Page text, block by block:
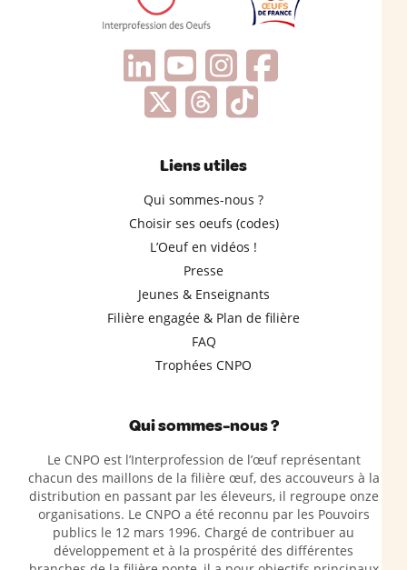
Liens utiles
Qui sommes-nous ?
Choisir ses oeufs (codes)
L’Oeuf en vidéos !
Presse
Jeunes & Enseignants
Filière engagée & Plan de filière
FAQ
Trophées CNPO
Qui sommes-nous ?
Le CNPO est l’Interprofession de l’œuf représentant
chacun des maillons de la filière œuf, des accouveurs à la
distribution en passant par les éleveurs, il regroupe onze
organisations. Le CNPO a été reconnu par les Pouvoirs
publics le 12 mars 1996. Chargé de contribuer au
développement et à la prospérité des différentes